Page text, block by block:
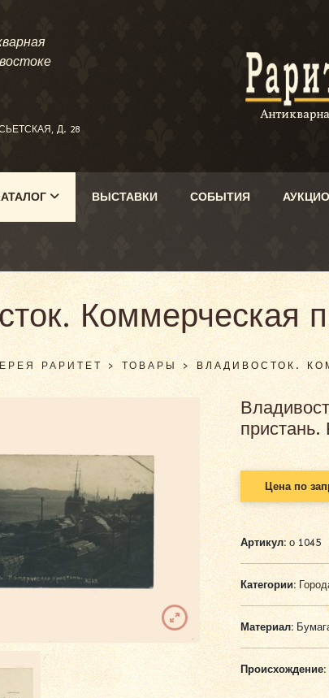
Д. 28
ВЫСТАВКИ СОБЫТИЯ
Коммерческая
РАРИТЕТ >ТОВАРЫ> ВЛАДИВОСТОК.
пристань.
Цена по
Артикул:о 1045
Категории:
Материал:
Происхождение: